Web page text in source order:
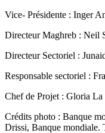
Vice- Présidente : Inger
Directeur Maghreb : Neil
Directeur Sectoriel :
Responsable sectoriel :
Chef de Projet : Gloria La
Crédits photo : Banque
Drissi, Banque mondiale.